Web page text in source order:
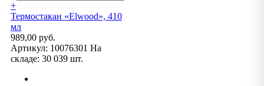
+
Термостакан «Elwood», 410
мл
989,00 руб.
Артикул: 10076301 На
складе: 30 039 шт.